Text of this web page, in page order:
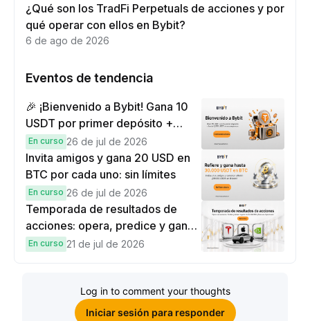
¿Qué son los TradFi Perpetuals de acciones y por
qué operar con ellos en Bybit?
6 de ago de 2026
Eventos de tendencia
🎉 ¡Bienvenido a Bybit! Gana 10
USDT por primer depósito +
hasta 9,999 USDT en
recompensas
En curso 26 de jul de 2026
Invita amigos y gana 20 USD en
BTC por cada uno: sin límites
En curso 26 de jul de 2026
Temporada de resultados de
acciones: opera, predice y gana
una Cybertruck.
En curso 21 de jul de 2026
Log in to comment your thoughts
Iniciar sesión para responder